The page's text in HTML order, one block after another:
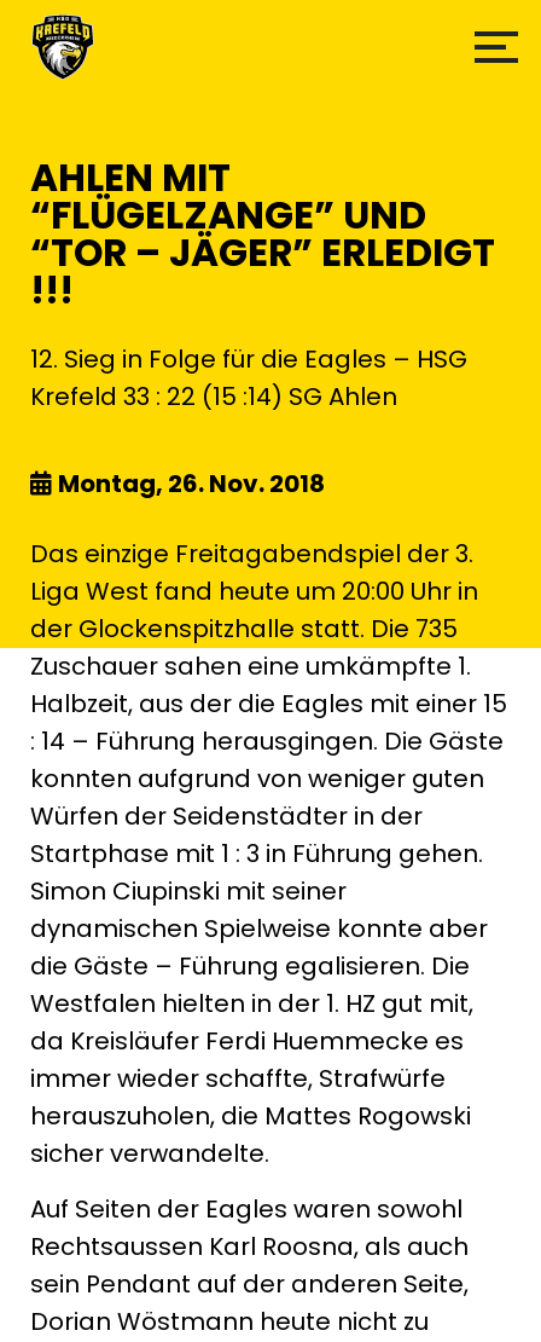
AHLEN MIT
“FLÜGELZANGE” UND
“TOR – JÄGER” ERLEDIGT
!!!
12. Sieg in Folge für die Eagles – HSG
Krefeld 33 : 22 (15 :14) SG Ahlen
Montag, 26. Nov. 2018
Das einzige Freitagabendspiel der 3.
Liga West fand heute um 20:00 Uhr in
der Glockenspitzhalle statt. Die 735
Zuschauer sahen eine umkämpfte 1.
Halbzeit, aus der die Eagles mit einer 15
: 14 – Führung herausgingen. Die Gäste
konnten aufgrund von weniger guten
Würfen der Seidenstädter in der
Startphase mit 1 : 3 in Führung gehen.
Simon Ciupinski mit seiner
dynamischen Spielweise konnte aber
die Gäste – Führung egalisieren. Die
Westfalen hielten in der 1. HZ gut mit,
da Kreisläufer Ferdi Huemmecke es
immer wieder schaffte, Strafwürfe
herauszuholen, die Mattes Rogowski
sicher verwandelte.
Auf Seiten der Eagles waren sowohl
Rechtsaussen Karl Roosna, als auch
sein Pendant auf der anderen Seite,
Dorian Wöstmann heute nicht zu